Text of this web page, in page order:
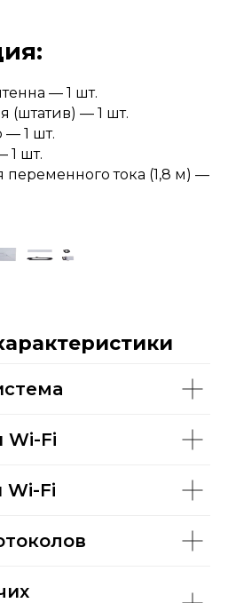
— 1 шт.
(штатив) — 1 шт.
— 1 шт.
1 шт.
переменного тока (1,8 м) —
Wi-Fi
Wi-Fi